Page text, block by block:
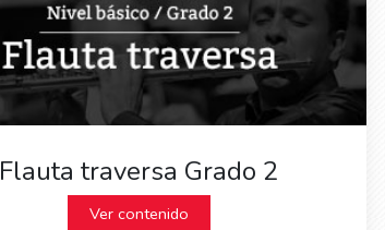
Flauta traversa Grado 2
Ver contenido